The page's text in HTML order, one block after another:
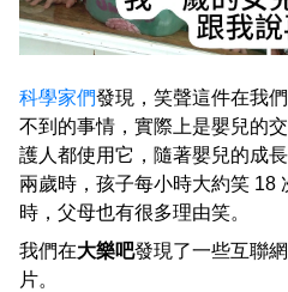
科學家們發現，笑聲這件在我
不到的事情，實際上是嬰兒的
護人都使用它，隨著嬰兒的成
兩歲時，孩子每小時大約笑 18
時，父母也有很多理由笑。
我們在大樂吧發現了一些互聯
片。